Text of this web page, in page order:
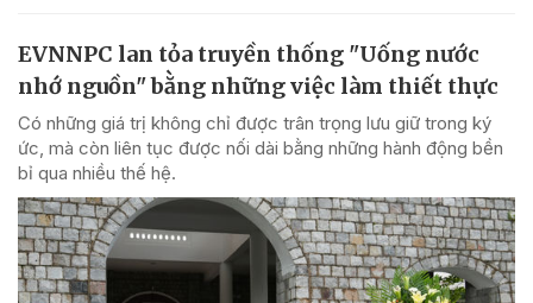
EVNNPC lan tỏa truyền thống "Uống nước
nhớ nguồn" bằng những việc làm thiết thực
Có những giá trị không chỉ được trân trọng lưu giữ trong ký
ức, mà còn liên tục được nối dài bằng những hành động bền
bỉ qua nhiều thế hệ.